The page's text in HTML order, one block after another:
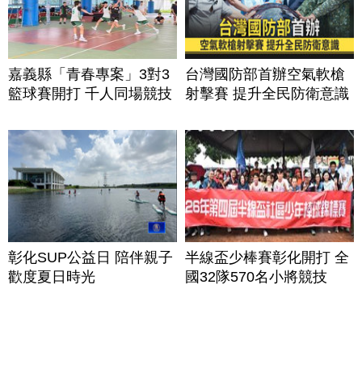
嘉義縣「青春專案」3對3
籃球賽開打 千人同場競技
台灣國防部首辦空氣軟槍
射擊賽 提升全民防衛意識
彰化SUP公益日 陪伴親子
歡度夏日時光
半線盃少棒賽彰化開打 全
國32隊570名小將競技